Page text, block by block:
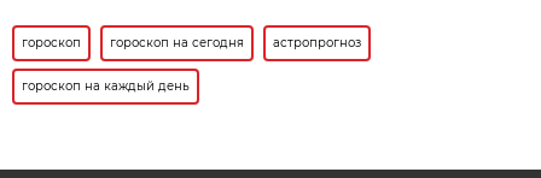
гороскоп гороскоп на сегодня астропрогноз
гороскоп на каждый день